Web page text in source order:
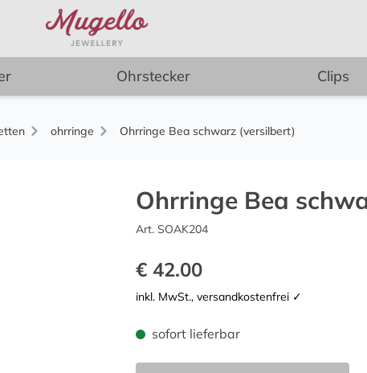
Ohrstecker Clips
ohrringe Ohrringe Bea schwarz (versilbert)
Ohrringe Bea
Art. SOAK204
€ 42.00
inkl. MwSt., versandkostenfrei ✓
sofort lieferbar